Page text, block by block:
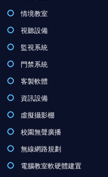
情境教室
視聽設備
監視系統
門禁系統
客製軟體
資訊設備
虛擬攝影棚
校園無聲廣播
無線網路規劃
電腦教室軟硬體建置